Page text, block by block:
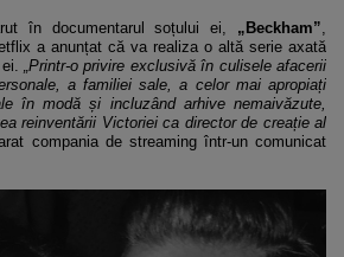
în documentarul soțului ei, „Beckham”,
a anunțat că va realiza o altă serie axată
„Printr-o privire exclusivă în culisele afacerii
a familiei sale, a celor mai apropiați
în modă și incluzând arhive nemaivăzute,
reinventării Victoriei ca director de creație al
compania de streaming într-un comunicat